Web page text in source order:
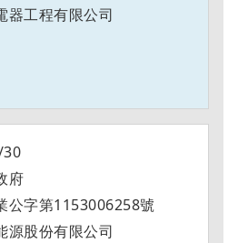
器工程有限公司
府
公字第1153006258號
源股份有限公司